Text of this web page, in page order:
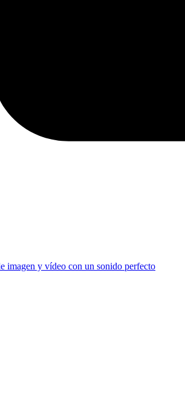
imagen y vídeo con un sonido perfecto